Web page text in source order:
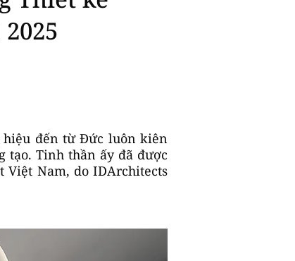
hiệu đến từ Đức luôn kiên
tạo. Tinh thần ấy đã được
Việt Nam, do IDArchitects